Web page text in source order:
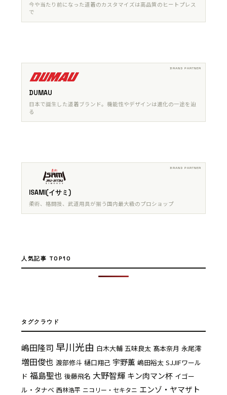
今や当たり前になった道着のカスタマイズは高品質のヒートプレス
で
DUMAU
日本で誕生した道着ブランド。機能性やデザインは進化の一途を辿
る
ISAMI(イサミ)
柔術、格闘技、武道用具が揃う国内最大級のプロショップ
人気記事 TOP10
タグクラウド
嶋田隆司 早川光由 白木大輔 五味良太 髙本奈月 永尾澪
増田俊也 渡部修斗 樋口翔己 宇野薫 嶋田裕太 SJJIFワール
ド 福島聖也 後藤飛名 大野智輝 キン肉マン杯 イゴー
ル・タナベ 西林浩平 ニコリー・セキタニ エンゾ・ヤマザト